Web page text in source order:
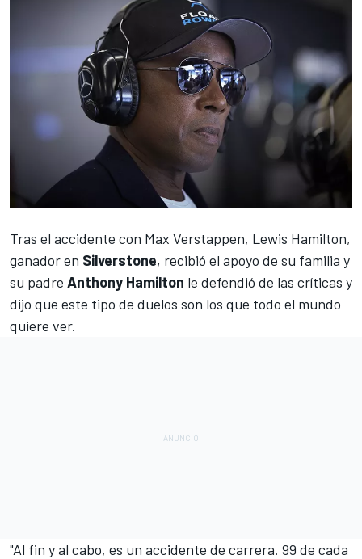
Tras el accidente con Max Verstappen, Lewis Hamilton,
ganador en Silverstone, recibió el apoyo de su familia y
su padre Anthony Hamilton le defendió de las críticas y
dijo que este tipo de duelos son los que todo el mundo
quiere ver.
"Al fin y al cabo, es un accidente de carrera. 99 de cada